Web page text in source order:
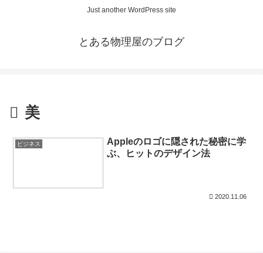
Just another WordPress site
とある物理屋のブログ
美
ビジネス
Appleのロゴに隠された秘密に学
ぶ、ヒットのデザイン法
2020.11.06